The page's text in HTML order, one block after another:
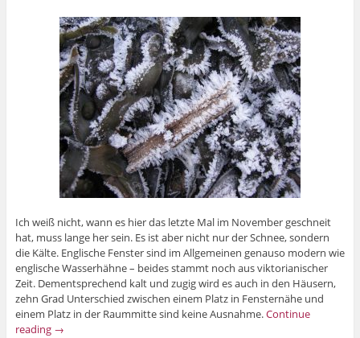
Ich weiß nicht, wann es hier das letzte Mal im November geschneit
hat, muss lange her sein. Es ist aber nicht nur der Schnee, sondern
die Kälte. Englische Fenster sind im Allgemeinen genauso modern wie
englische Wasserhähne – beides stammt noch aus viktorianischer
Zeit. Dementsprechend kalt und zugig wird es auch in den Häusern,
zehn Grad Unterschied zwischen einem Platz in Fensternähe und
einem Platz in der Raummitte sind keine Ausnahme.Continue
reading →